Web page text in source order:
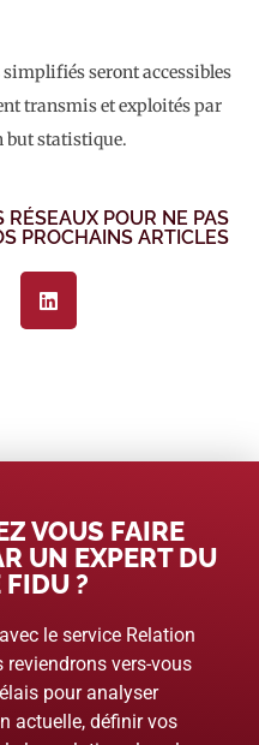
simplifiés seront accessibles
transmis et exploités par
but statistique.
POUR NE PAS
PROCHAINS ARTICLES
VOUS FAIRE
UN EXPERT DU
FIDU ?
le service Relation
reviendrons vers-vous
pour analyser
actuelle, définir vos